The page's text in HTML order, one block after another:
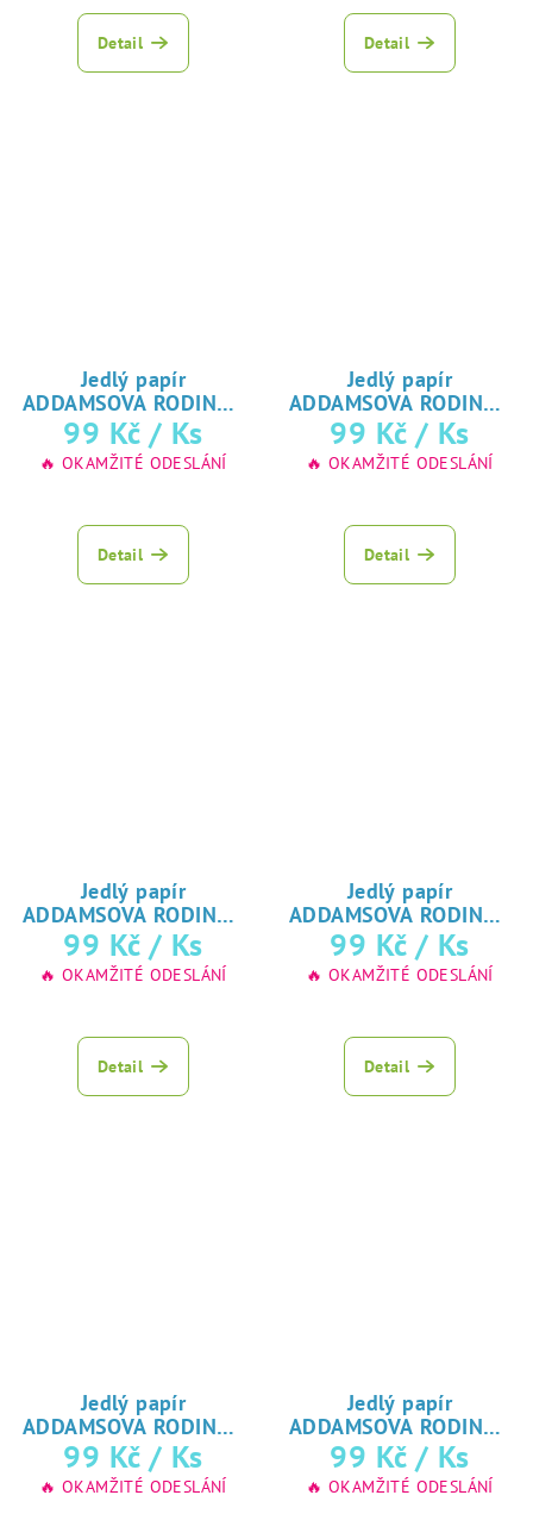
Detail Detail
Jedlý papír
ADDAMSOVA RODINA -
Wednesday♥ tisk
na jedlý papír
99 Kč / Ks
🔥 OKAMŽITÉ ODESLÁNÍ
hodnocení
produktu
Detail
Jedlý papír
ADDAMSOVA RODINA -
Wednesday♥ tisk
na jedlý papír
99 Kč / Ks
🔥 OKAMŽITÉ ODESLÁNÍ
hodnocení
produktu
Detail
Jedlý papír
ADDAMSOVA RODINA -
Wednesday♥ tisk
na jedlý papír
99 Kč / Ks
🔥 OKAMŽITÉ ODESLÁNÍ
Detail
Jedlý papír
ADDAMSOVA RODINA -
Wednesday♥ tisk
na jedlý papír
99 Kč / Ks
🔥 OKAMŽITÉ ODESLÁNÍ
Detail
Jedlý papír
ADDAMSOVA RODINA -
Wednesday♥ tisk
na jedlý papír
99 Kč / Ks
🔥 OKAMŽITÉ ODESLÁNÍ
Jedlý papír
ADDAMSOVA RODINA -
Wednesday♥ tisk
na jedlý papír
99 Kč / Ks
🔥 OKAMŽITÉ ODESLÁNÍ